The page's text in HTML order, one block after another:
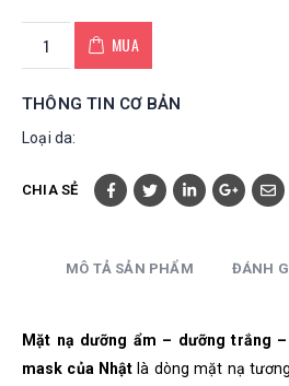
MUA
THÔNG TIN CƠ BẢN
Loại da:
CHIA SẺ
MÔ TẢ SẢN PHẨM ĐÁNH
Mặt nạ dưỡng ẩm – dưỡng trắng
mask của Nhậtlà dòng mặt nạ